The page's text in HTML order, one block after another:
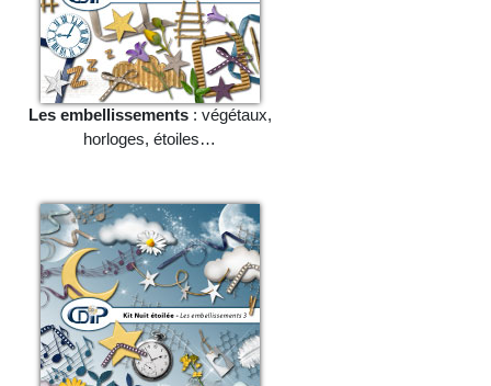
Les embellissements: végétaux,
horloges, étoiles…